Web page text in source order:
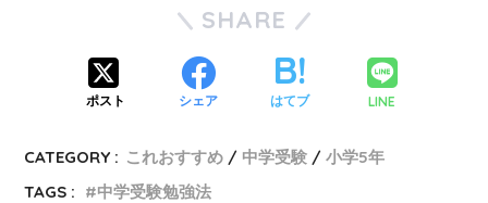
SHARE
ポスト シェア はてブ LINE
CATEGORY : これおすすめ 中学受験
小学5年
TAGS :
中学受験勉強法